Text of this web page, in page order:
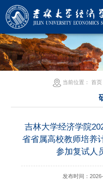
当前位置：首页
吉林大学经济学院
省省属高校教师培养
参加复试人
发布时间：